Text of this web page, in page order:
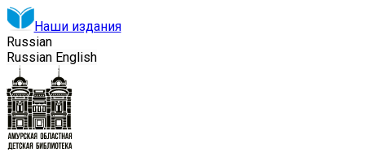
Наши издания
Russian
Russian English